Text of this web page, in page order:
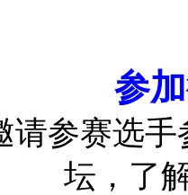
参
请参赛选
坛，了